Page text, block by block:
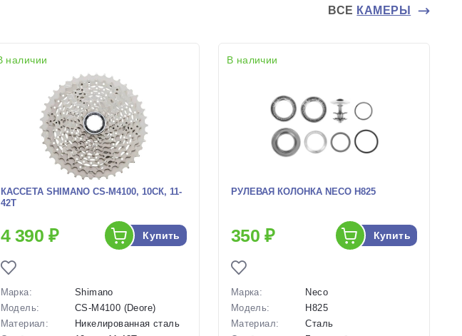
ВСЕ КАМЕРЫ
наличии
КАССЕТА SHIMANO CS-M4100, 10СК, 11-
42T
4 390 ₽ Купить
Марка:
Shimano
Модель:
CS-M4100 (Deore)
Материал:
Никелированная сталь
В наличии
РУЛЕВАЯ КОЛОНКА NECO H825
350 ₽ Купить
Марка:
Neco
Модель:
H825
Материал:
Сталь